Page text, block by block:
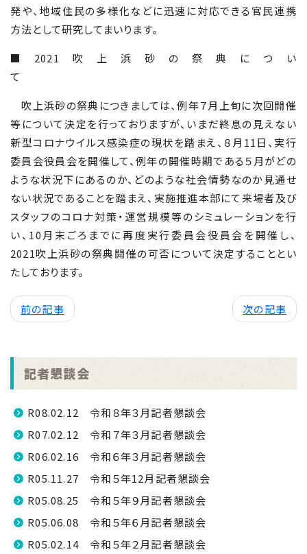
発や、地域住民の多様化などに迅速に対応できる官民連携
方法として研究してまいります。
■2021
吹上浜砂の祭典につい
て
吹上浜砂の祭典につきましては、例年７月上旬に次回開催
等について決定を行っておりますが、いまだ終息の見えない
新型コロナウイルス感染症の現状を踏まえ、８月 11 日、実行
委員会役員会を開催して、例年の開催時期である５月がどの
ような状況下にあるのか、どのような社会情勢なのか見通せ
ない状況であることを踏まえ、実施推進本部にて来場者及び
スタッフのコロナ対策・運営規模等のシミュレーションを行
い、 10 月末ごろまでに再度実行委員会役員会を開催し、
2021吹上浜砂の祭典開催の可否について決定することとい
たしております。
前の記事 次の記事
記者懇談会
R08.02.12 令和８年３月記者懇談会
R07.02.12 令和７年３月記者懇談会
R06.02.16 令和６年３月記者懇談会
R05.11.27 令和５年12月記者懇談会
R05.08.25 令和５年９月記者懇談会
R05.06.08 令和５年６月記者懇談会
R05.02.14 令和５年２月記者懇談会